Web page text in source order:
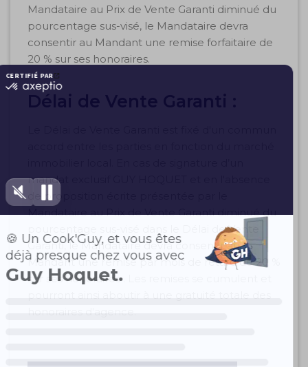
Mandataire au Prix de Vente Garanti diminué du
pourcentage sus-visé, le Mandataire devra
consentir au Mandant une remise forfaitaire de
20 % sur ses honoraires.
mandat exclusif GUY HOQUET et en l'absence
Mandataire au Prix de Vente Garanti diminué du
pourcentage sus-visé dans le Délai de Vente
Garanti, le Mandataire devra consentir au
Mandant une remise par mois de retard de 20 %
sur ses honoraires . Les remises se cumulent et
pourront ainsi aboutir à une gratuité totale des
honoraires d'agence.